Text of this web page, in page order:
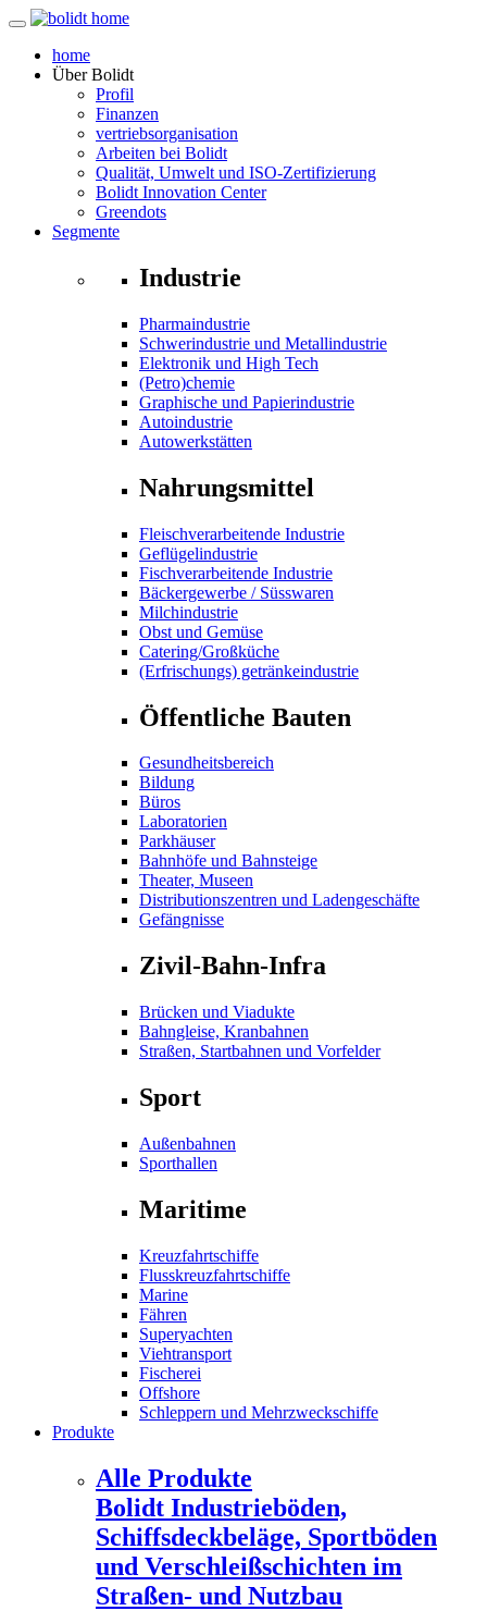
home
ÜberBolidt
Profil
Finanzen
vertriebsorganisation
Arbeiten bei Bolidt
Qualität, Umwelt und ISO-Zertifizierung
Bolidt Innovation Center
Greendots
Segmente
Industrie
Pharmaindustrie
Schwerindustrie und Metallindustrie
Elektronik und High Tech
(Petro)chemie
Graphische und Papierindustrie
Autoindustrie
Autowerkstätten
Nahrungsmittel
Fleischverarbeitende Industrie
Geflügelindustrie
Fischverarbeitende Industrie
Bäckergewerbe / Süsswaren
Milchindustrie
Obst und Gemüse
Catering/Großküche
(Erfrischungs) getränkeindustrie
Öffentliche Bauten
Gesundheitsbereich
Bildung
Büros
Laboratorien
Parkhäuser
Bahnhöfe und Bahnsteige
Theater, Museen
Distributionszentren und Ladengeschäfte
Gefängnisse
Zivil-Bahn-Infra
Brücken und Viadukte
Bahngleise, Kranbahnen
Straßen, Startbahnen und Vorfelder
Sport
Außenbahnen
Sporthallen
Maritime
Kreuzfahrtschiffe
Flusskreuzfahrtschiffe
Marine
Fähren
Superyachten
Viehtransport
Fischerei
Offshore
Schleppern und Mehrzweckschiffe
Produkte
Alle Produkte
Bolidt Industrieböden,
Schiffsdeckbeläge, Sportböden
und Verschleißschichten im
Straßen- und Nutzbau